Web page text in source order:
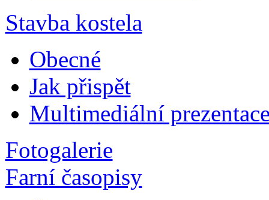
Stavba kostela
Obecné
Jak přispět
Multimediální
Fotogalerie
Farní časopisy